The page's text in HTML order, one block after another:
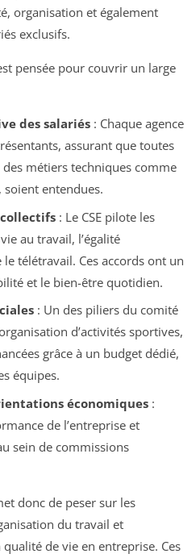
organisation et également
exclusifs.
pensée pour couvrir un large
des salariés: Chaque agence
assurant que toutes
métiers techniques comme
soient entendues.
collectifs: Le CSE pilote les
au travail, l’égalité
télétravail. Ces accords ont un
et le bien-être quotidien.
: Un des piliers du comité
d’activités sportives,
grâce à un budget dédié,
équipes.
économiques:
de l’entreprise et
sein de commissions
donc de peser sur les
du travail et
de vie en entreprise. Ces